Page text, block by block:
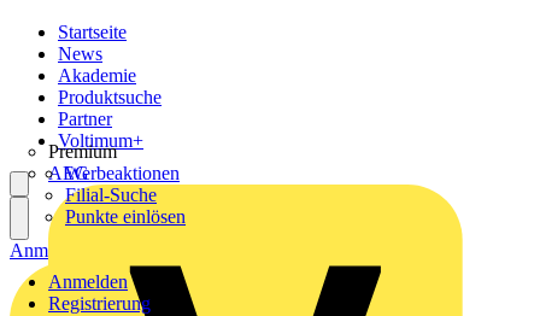
Startseite
News
Akademie
Produktsuche
Partner
Premium
AEG
Voltimum+
Werbeaktionen
Filial-Suche
Punkte einlösen
Anmelden
Registrierung
Anmelden